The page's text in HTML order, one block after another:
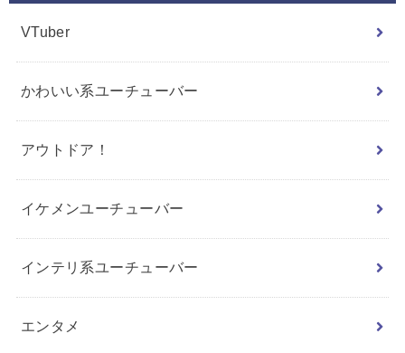
VTuber
かわいい系ユーチューバー
アウトドア！
イケメンユーチューバー
インテリ系ユーチューバー
エンタメ